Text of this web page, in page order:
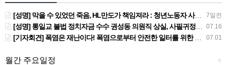
7일전
[성명] 막을 수 있었던 죽음, HL만도가 책임져라 : 청년노동자 사망사고의 철저한 진상규명과 재발방지 대책 마련하라
07.16
[성명] 통일교 불법 정치자금 수수 권성동 의원직 상실, 사필귀정이다
07.01
[기자회견] 폭염은 재난이다! 폭염으로부터 안전한 일터를 위한 민주노총 강원지역본부 폭염감시단 선포 기자회견
+
월간 주요일정